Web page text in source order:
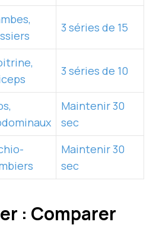
3 séries de 15
3 séries de 10
Maintenir 30
sec
Maintenir 30
sec
: Comparer